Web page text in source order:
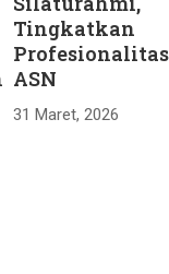
Tingkatkan
Profesionalitas
ASN
31 Maret, 2026